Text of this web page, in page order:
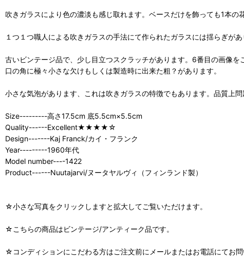
吹きガラスにより色の濃淡も感じ取れます。ベースだけを飾っても1本の
１つ１つ職人による吹きガラスの手法にて作られたガラスには揺らぎが
古いビンテージ品で、少し目立つスクラッチがあります。6番目の画像を
口の角に極々小さな欠けもしくは製造時に出来た粗？があります。
小さな気泡があります、これは吹きガラスの特徴でもあります。品質上問
Size---------高さ17.5cm 底5.5cm×5.5cm
Quality------Excellent★★★★☆
Design-------Kaj Franck/カイ・フランク
Year---------1960年代
Model number----1422
Product------Nuutajarvi/ヌータヤルヴィ（フィンランド製）
☆小さな写真をクリックしますと拡大してご覧いただけます。
☆こちらの商品はビンテージ/アンティーク品です。
☆コンディションにこだわる方はご注文前にメールまたはお電話にてお問